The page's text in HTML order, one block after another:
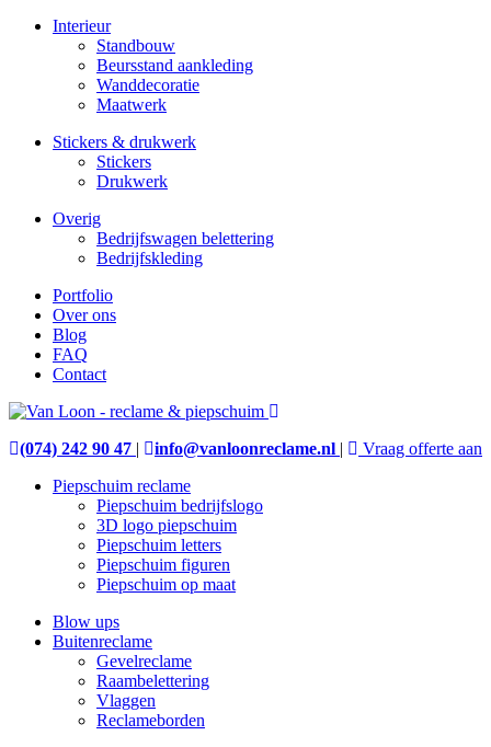
Interieur
Standbouw
Beursstand aankleding
Wanddecoratie
Maatwerk
Stickers & drukwerk
Stickers
Drukwerk
Overig
Bedrijfswagen belettering
Bedrijfskleding
Portfolio
Over ons
Blog
FAQ
Contact
(074) 242 90 47 info@vanloonreclame.nl
Vraag offerte aan
Piepschuim reclame
Piepschuim bedrijfslogo
3D logo piepschuim
Piepschuim letters
Piepschuim figuren
Piepschuim op maat
Blow ups
Buitenreclame
Gevelreclame
Raambelettering
Vlaggen
Reclameborden